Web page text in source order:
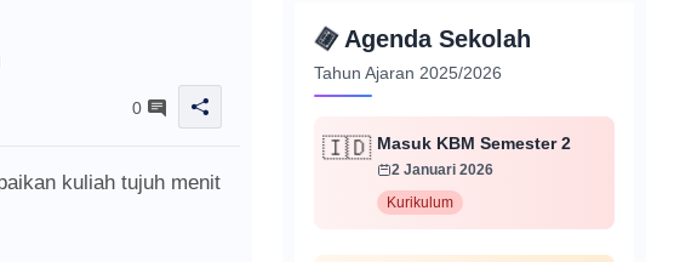
0
kuliah tujuh menit
📅Agenda Sekolah
Tahun Ajaran 2025/2026
🇮🇩 Masuk KBM Semester 2
2 Januari 2026
Kurikulum